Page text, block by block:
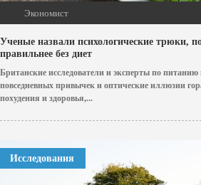
Экономист
Ученые назвали психологические трюки,
правильнее без диет
Британские исследователи и эксперты по
повседневных привычек и оптические иллюзии
похудения и здоровья,...
Исследования